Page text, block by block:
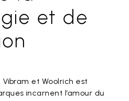
et de
et Woolrich est
incarnent l’amour du